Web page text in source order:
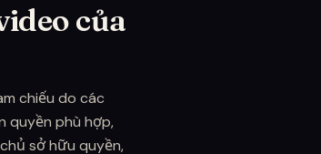
của
chiếu do các
quyền phù hợp,
sở hữu quyền,